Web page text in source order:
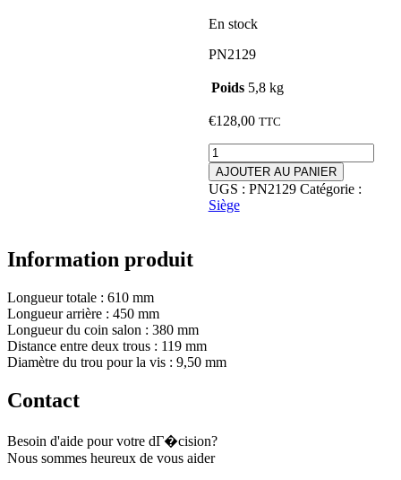
En stock
PN2129
Poids 5,8 kg
€128,00 TTC
quantité
de
Siège
Kubota
GL,
AJOUTER AU PANIER
UGS : PN2129 Catégorie :
Siège
Information produit
Longueur totale : 610 mm
Longueur arrière : 450 mm
Longueur du coin salon : 380 mm
Distance entre deux trous : 119 mm
Diamètre du trou pour la vis : 9,50 mm
Contact
Besoin d'aide pour votre dГ�cision?
Nous sommes heureux de vous aider